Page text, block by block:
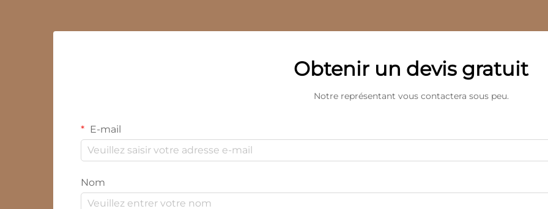
Obtenir un devis gratuit
Notre représentant vous contactera sous peu.
E-mail
Nom